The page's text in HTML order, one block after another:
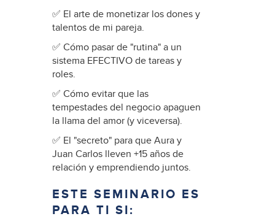
✅ El arte de monetizar los dones y
talentos de mi pareja.
✅ Cómo pasar de "rutina" a un
sistema EFECTIVO de tareas y
roles.
✅ Cómo evitar que las
tempestades del negocio apaguen
la llama del amor (y viceversa).
✅ El "secreto" para que Aura y
Juan Carlos lleven +15 años de
relación y emprendiendo juntos.
ESTE SEMINARIO ES
PARA TI SI: